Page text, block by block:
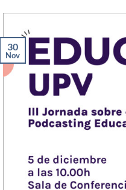
30
Nov